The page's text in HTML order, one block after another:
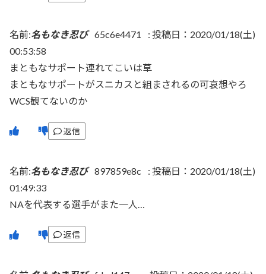
名前:名もなき忍び 65c6e4471 : 投稿日：2020/01/18(土)
00:53:58
まともなサポート連れてこいは草
まともなサポートがスニカスと組まされるの可哀想やろ
WCS観てないのか
返信
名前:名もなき忍び 897859e8c : 投稿日：2020/01/18(土)
01:49:33
NAを代表する選手がまた一人…
返信